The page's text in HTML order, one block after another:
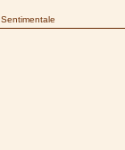
Sentimentale